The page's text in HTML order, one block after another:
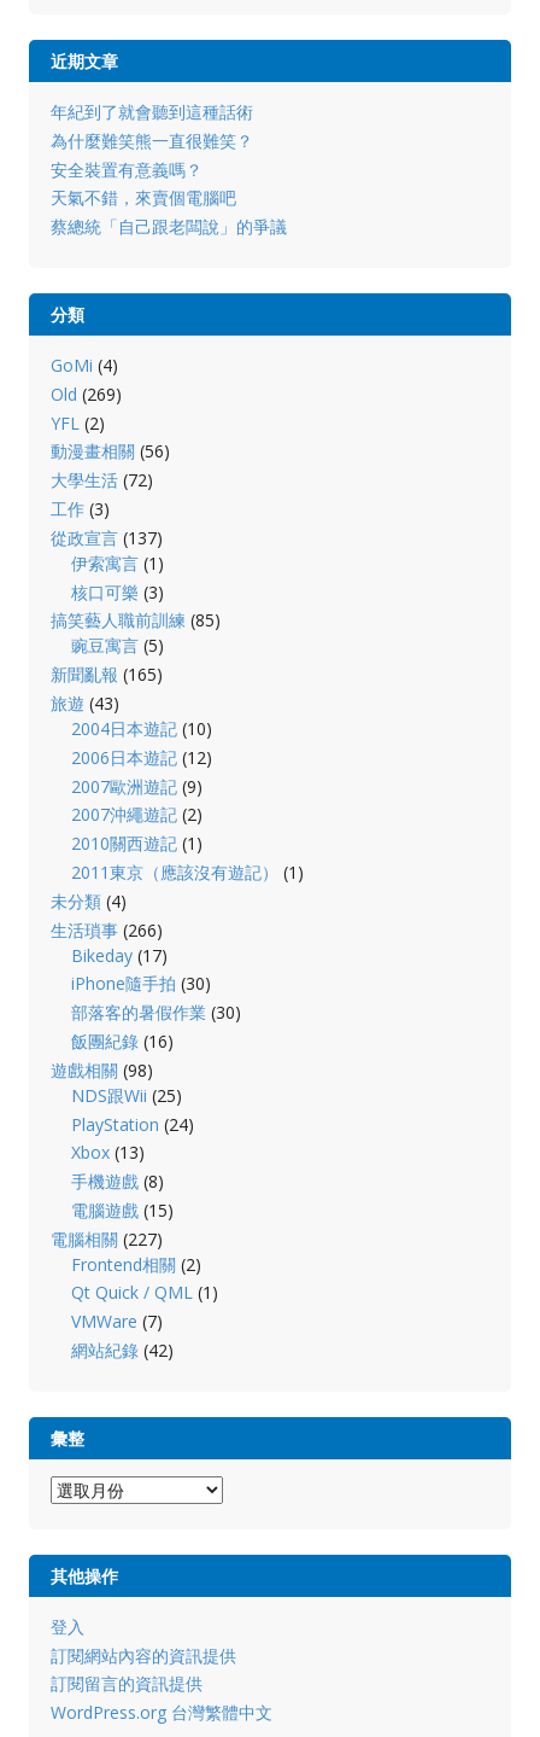
近期文章
年紀到了就會聽到這種話術
為什麼難笑熊一直很難笑？
安全裝置有意義嗎？
天氣不錯，來賣個電腦吧
蔡總統「自己跟老闆說」的爭議
分類
GoMi (4)
Old (269)
YFL (2)
動漫畫相關 (56)
大學生活(72)
工作(3)
從政宣言(137)
伊索寓言 (1)
核口可樂 (3)
搞笑藝人職前訓練 (85)
豌豆寓言 (5)
新聞亂報 (165)
旅遊 (43)
2004日本遊記 (10)
2006日本遊記 (12)
2007歐洲遊記 (9)
2007沖繩遊記 (2)
2010關西遊記 (1)
2011東京（應該沒有遊記）
(1)
未分類(4)
生活瑣事(266)
Bikeday (17)
iPhone隨手拍 (30)
部落客的暑假作業 (30)
飯團紀錄 (16)
遊戲相關 (98)
NDS跟Wii (25)
PlayStation (24)
Xbox (13)
手機遊戲 (8)
電腦遊戲 (15)
電腦相關 (227)
Frontend相關 (2)
Qt Quick / QML (1)
VMWare (7)
網站紀錄 (42)
彙整
其他操作
登入
訂閱網站內容的資訊提供
訂閱留言的資訊提供
WordPress.org 台灣繁體中文